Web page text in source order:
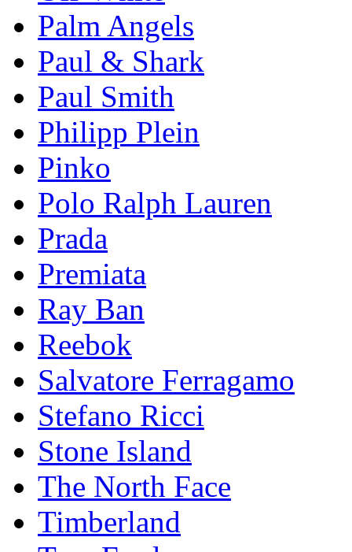
Palm Angels
Paul & Shark
Paul Smith
Philipp Plein
Pinkо
Polo Ralph Lauren
Prada
Premiata
Ray Ban
Reebok
Salvatore Ferragamo
Stefano Ricci
Stоnе Islаnd
The North Face
Timberland